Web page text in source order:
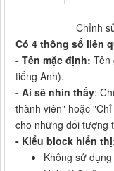
Chỉnh
Có 4 thông số liên
- Tên mặc định: Tên
tiếng Anh).
- Ai sẽ nhìn thấy:
thành viên" hoặc
cho những đối tượng
- Kiểu block hiển
Không sử